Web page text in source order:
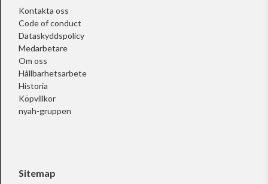
Kontakta oss
Code of conduct
Dataskyddspolicy
Medarbetare
Om oss
Hållbarhetsarbete
Historia
Köpvillkor
nyah-gruppen
Sitemap